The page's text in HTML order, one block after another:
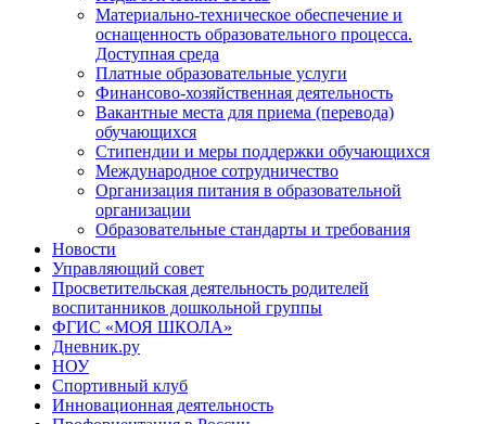
Материально-техническое обеспечение и
оснащенность образовательного процесса.
Доступная среда
Платные образовательные услуги
Финансово-хозяйственная деятельность
Вакантные места для приема (перевода)
обучающихся
Стипендии и меры поддержки обучающихся
Международное сотрудничество
Организация питания в образовательной
организации
Образовательные стандарты и требования
Новости
Управляющий совет
Просветительская деятельность родителей
воспитанников дошкольной группы
ФГИС «МОЯ ШКОЛА»
Дневник.ру
НОУ
Спортивный клуб
Инновационная деятельность